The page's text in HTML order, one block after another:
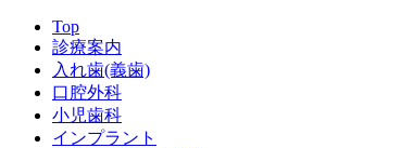
Top
診療案内
入れ歯(義歯)
口腔外科
小児歯科
インプラント